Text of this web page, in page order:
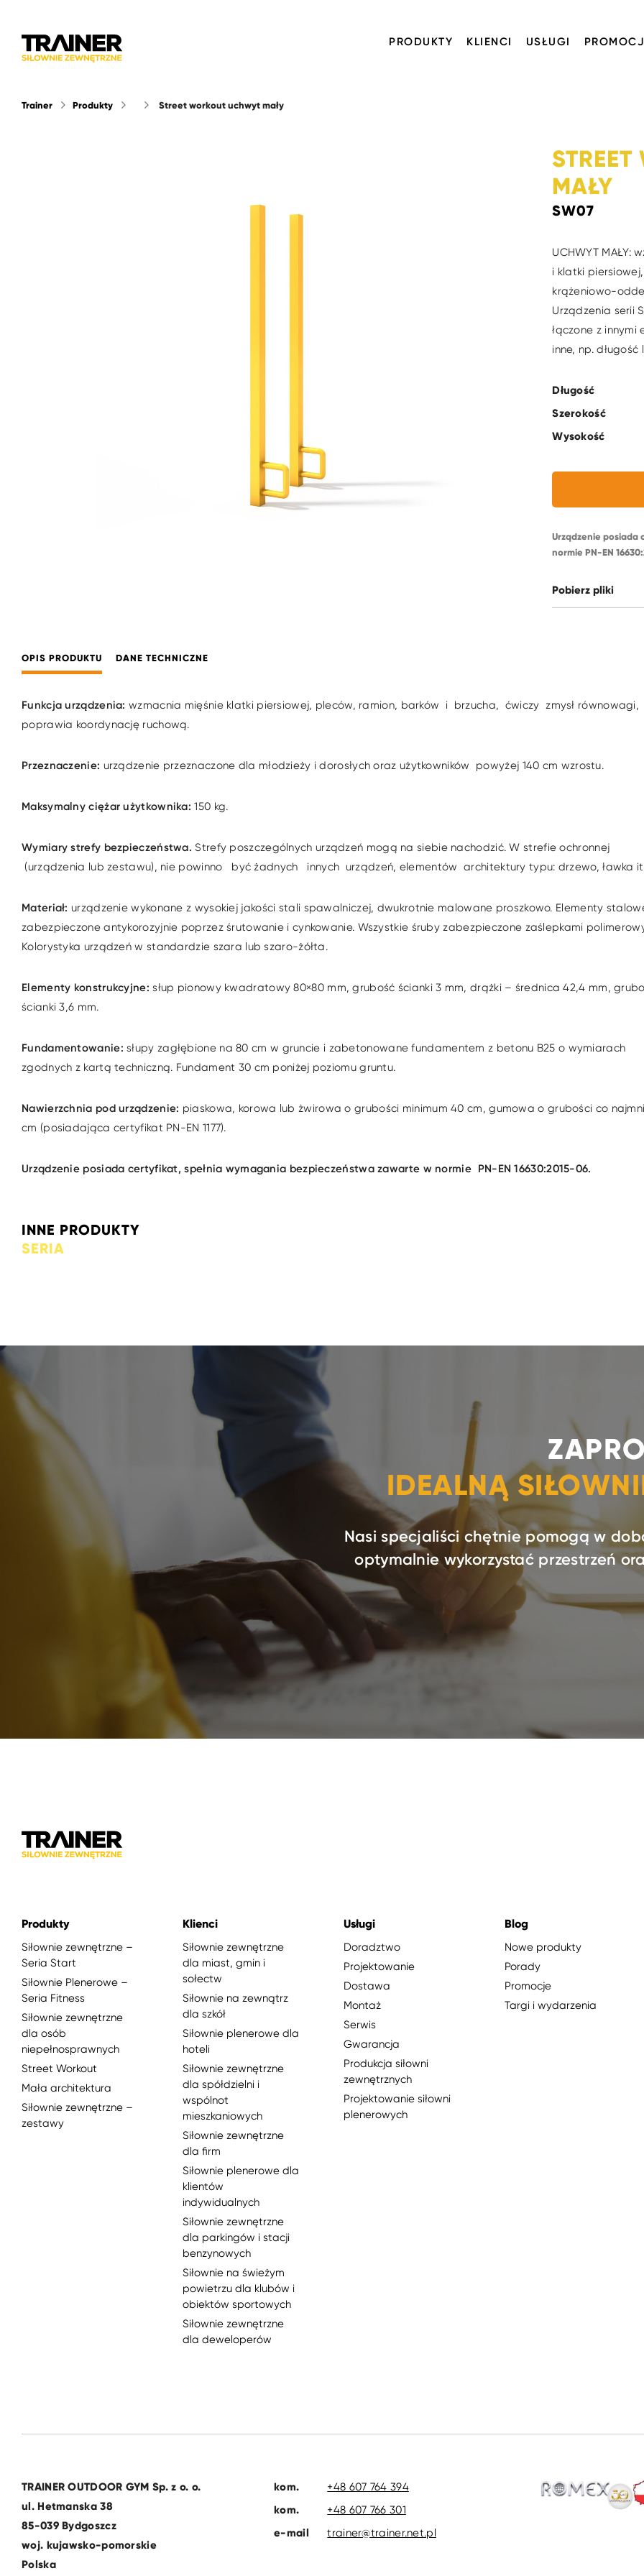
PRODUKTY KLIENCI USŁUGI
Trainer Produkty street workout uchwyt mały
MAŁY
SW07
UCHWYT MAŁY:
i klatki
krążeniowo-
Urządzenia serii
łączone z
inne, np.
Długość
Szerokość
Wysokość
Urządzenie posiada
normie PN-EN
Pobierz pliki
OPIS PRODUKTU DANE TECHNICZNE
Funkcja urządzenia: wzmacnia mięśnie klatki piersiowej, pleców, ramion, barków i brzucha, ćwiczy zmysł równowagi,
poprawia koordynację ruchową.
Przeznaczenie: urządzenie przeznaczone dla młodzieży i dorosłych oraz użytkowników powyżej 140 cm wzrostu.
Maksymalny ciężar użytkownika:150 kg.
Wymiary strefy bezpieczeństwa.Strefy poszczególnych urządzeń mogą na siebie nachodzić. W strefie ochronnej
(urządzenia lub zestawu), nie powinno być żadnych innych urządzeń, elementów architektury typu: drzewo, ławka
Materiał: urządzenie wykonane z wysokiej jakości stali spawalniczej, dwukrotnie malowane proszkowo. Elementy
zabezpieczone antykorozyjnie poprzez śrutowanie i cynkowanie. Wszystkie śruby zabezpieczone zaślepkami
Kolorystyka urządzeń w standardzie szara lub szaro-żółta.
Elementy konstrukcyjne: słup pionowy kwadratowy 80×80 mm, grubość ścianki 3 mm, drążki – średnica 42,4 mm,
ścianki 3,6 mm.
Fundamentowanie:słupy zagłębione na 80 cm w gruncie i zabetonowane fundamentem z betonu B25 o wymiarach
zgodnych z kartą techniczną. Fundament 30 cm poniżej poziomu gruntu.
Nawierzchnia pod urządzenie: piaskowa, korowa lub żwirowa o grubości minimum 40 cm, gumowa o grubości co
cm (posiadająca certyfikat PN-EN 1177).
Urządzenie posiada certyfikat, spełnia wymagania bezpieczeństwa zawarte w normie PN-EN 16630:2015-06.
INNE PRODUKTY
SERIA
IDEALNĄ
Nasi specjaliści chętnie pomogą w
optymalnie wykorzystać przestrzeń
Produkty
Siłownie zewnętrzne –
Seria Start
Siłownie Plenerowe –
Seria Fitness
Siłownie zewnętrzne
dla osób
niepełnosprawnych
Street Workout
Mała architektura
Siłownie zewnętrzne –
zestawy
Klienci
Siłownie zewnętrzne
dla miast, gmin i
sołectw
Siłownie na zewnątrz
dla szkół
Siłownie plenerowe dla
hoteli
Siłownie zewnętrzne
dla spółdzielni i
wspólnot
mieszkaniowych
Siłownie zewnętrzne
dla firm
Siłownie plenerowe dla
klientów
indywidualnych
Siłownie zewnętrzne
dla parkingów i stacji
benzynowych
Siłownie na świeżym
powietrzu dla klubów i
obiektów sportowych
Siłownie zewnętrzne
dla deweloperów
Usługi
Doradztwo
Projektowanie
Dostawa
Montaż
Serwis
Gwarancja
Produkcja siłowni
zewnętrznych
Projektowanie siłowni
plenerowych
Blog
Nowe produkty
Porady
Promocje
Targi i wydarzenia
TRAINER OUTDOOR GYM Sp. z o. o.
ul. Hetmanska 38
85-039 Bydgoszcz
woj. kujawsko-pomorskie
Polska
kom.
+48 607 764 394
kom.
+48 607 766 301
e-mail
trainer@trainer.net.pl